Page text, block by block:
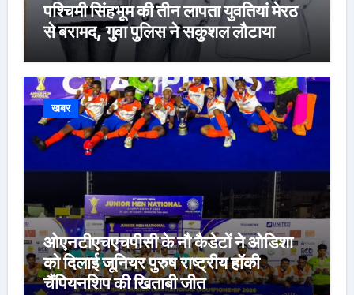
पश्चिमी सिंहभूम की तीन लापता युवतियां मेरठ
से बरामद, गुवा पुलिस ने सकुशल लौटाया
खबर
ओएनटीएचएचपीसी के नौ कैडेटों ने ओडिशा
को दिलाई जूनियर पुरुष राष्ट्रीय हॉकी
चैंपियनशिप की खिताबी जीत